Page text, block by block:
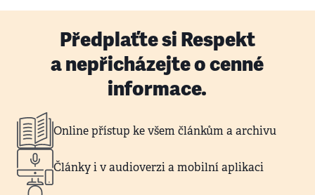
Předplaťte si Respekt
a nepřicházejte o cenné
informace.
Online přístup ke všem článkům a archivu
Články i v audioverzi a mobilní aplikaci